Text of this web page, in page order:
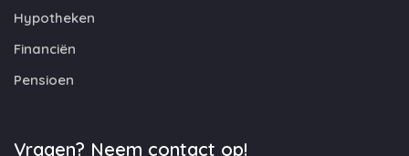
Hypotheken
Financiën
Pensioen
Vragen? Neem contact op!